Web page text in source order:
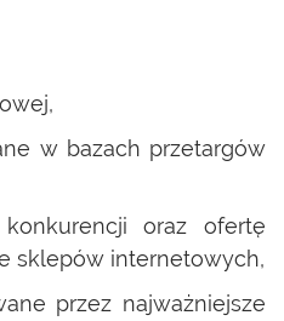
w bazach przetargów
oraz ofertę
sklepów internetowych,
przez najważniejsze